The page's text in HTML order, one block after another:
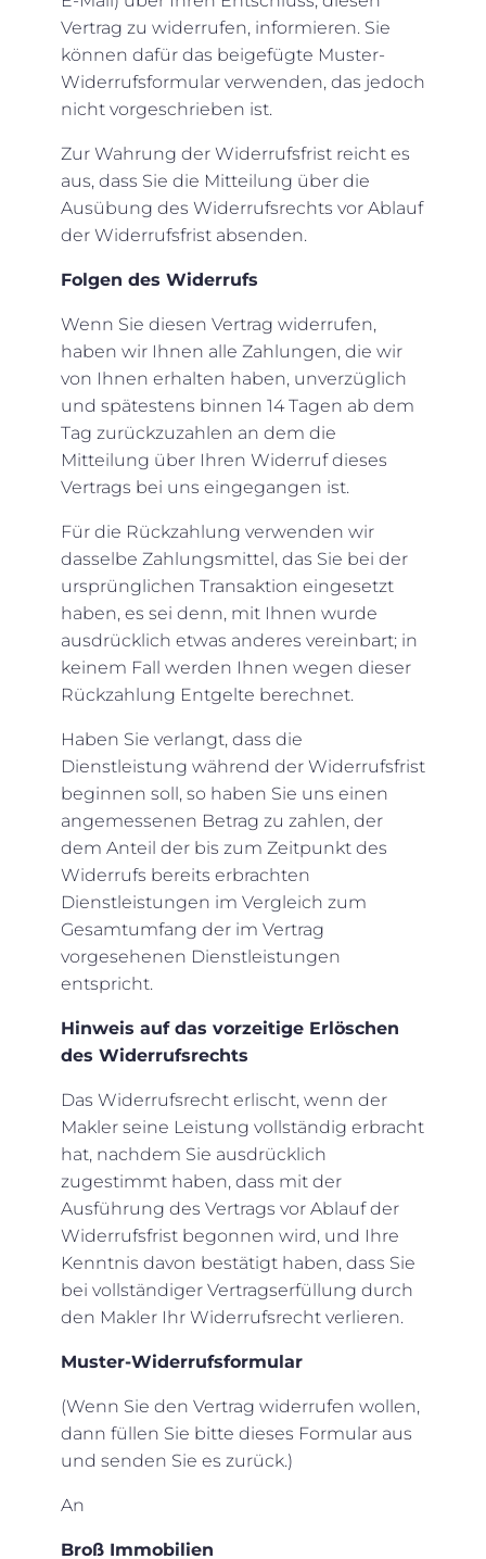
Vertrag zu widerrufen, informieren. Sie
können dafür das beigefügte Muster-
Widerrufsformular verwenden, das jedoch
nicht vorgeschrieben ist.
Zur Wahrung der Widerrufsfrist reicht es
aus, dass Sie die Mitteilung über die
Ausübung des Widerrufsrechts vor Ablauf
der Widerrufsfrist absenden.
Folgen des Widerrufs
Wenn Sie diesen Vertrag widerrufen,
haben wir Ihnen alle Zahlungen, die wir
von Ihnen erhalten haben, unverzüglich
und spätestens binnen 14 Tagen ab dem
Tag zurückzuzahlen an dem die
Mitteilung über Ihren Widerruf dieses
Vertrags bei uns eingegangen ist.
Für die Rückzahlung verwenden wir
dasselbe Zahlungsmittel, das Sie bei der
ursprünglichen Transaktion eingesetzt
haben, es sei denn, mit Ihnen wurde
ausdrücklich etwas anderes vereinbart; in
keinem Fall werden Ihnen wegen dieser
Rückzahlung Entgelte berechnet.
Haben Sie verlangt, dass die
Dienstleistung während der Widerrufsfrist
beginnen soll, so haben Sie uns einen
angemessenen Betrag zu zahlen, der
dem Anteil der bis zum Zeitpunkt des
Widerrufs bereits erbrachten
Dienstleistungen im Vergleich zum
Gesamtumfang der im Vertrag
vorgesehenen Dienstleistungen
entspricht.
Hinweis auf das vorzeitige Erlöschen
des Widerrufsrechts
Das Widerrufsrecht erlischt, wenn der
Makler seine Leistung vollständig erbracht
hat, nachdem Sie ausdrücklich
zugestimmt haben, dass mit der
Ausführung des Vertrags vor Ablauf der
Widerrufsfrist begonnen wird, und Ihre
Kenntnis davon bestätigt haben, dass Sie
bei vollständiger Vertragserfüllung durch
den Makler Ihr Widerrufsrecht verlieren.
Muster-Widerrufsformular
(Wenn Sie den Vertrag widerrufen wollen,
dann füllen Sie bitte dieses Formular aus
und senden Sie es zurück.)
An
Broß Immobilien